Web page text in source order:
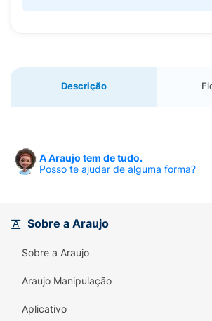
Descrição
A Araujo tem de tudo.
Posso te ajudar de alguma forma?
Sobre a Araujo
Sobre a Araujo
Araujo Manipulação
Aplicativo